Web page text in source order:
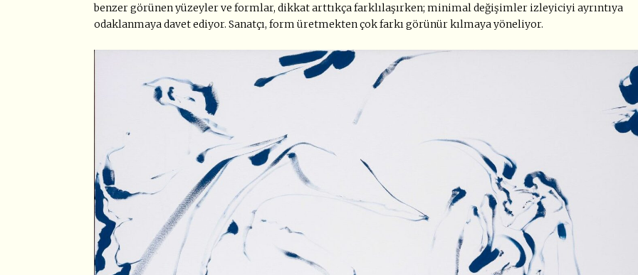
benzer görünen yüzeyler ve formlar, dikkat arttıkça farklılaşırken; minimal değişimler izleyiciyi ayrıntıya
odaklanmaya davet ediyor. Sanatçı, form üretmekten çok farkı görünür kılmaya yöneliyor.